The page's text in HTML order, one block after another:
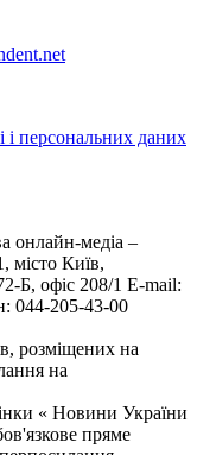
і персональних даних
онлайн-медіа –
місто Київ,
офіс 208/1 E-mail:
044-205-43-00
розміщених на
на
« Новини України
пряме